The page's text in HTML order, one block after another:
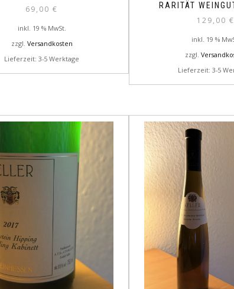
69,00€
inkl. 19 % MwSt.
zzgl. Versandkosten
Lieferzeit: 3-5 Werktage
RARITÄT
129,00 €
inkl. 19 %
zzgl.
Lieferzeit: 3-5